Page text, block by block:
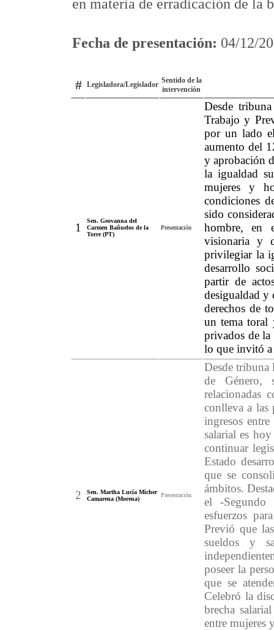
en materia de erradicación de la
Fecha de presentación: 04/12/
# Legisladora/Legislador Sentido de la
intervención
1
Sen. Geovanna del
Carmen Bañuelos de la
Torre (PT)
Presentación
Desde
Trabajo y
por un lado
aumento del
y aprobación
la igualdad
mujeres y
condiciones
sido
hombre, en
visionaria y
privilegiar la
desarrollo
partir de
desigualdad y
derechos de
un tema toral
privados de la
lo que invitó
2
Sen. Martha Lucía Micher
Camarena (Morena)
Presentación
Desde tribuna
de Género,
relacionadas
conlleva a las
ingresos
salarial es
continuar
Estado
que se
ámbitos.
el -Segundo
esfuerzos
Previó que
sueldos y
poseer la
que se
Celebró la
brecha
entre mujeres